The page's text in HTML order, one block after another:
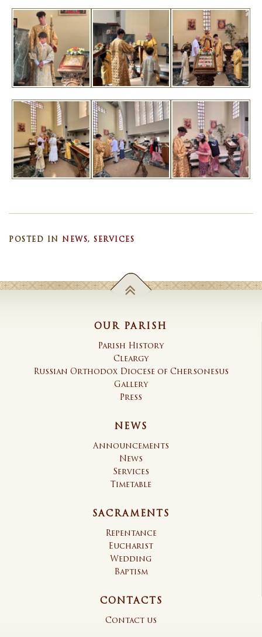
POSTED IN NEWS, SERVICES
OUR PARISH
Parish History
Cleargy
Russian Orthodox Diocese of Chersonesus
Gallery
Press
NEWS
Announcements
News
Services
Timetable
SACRAMENTS
Repentance
Eucharist
Wedding
Baptism
CONTACTS
Contact us